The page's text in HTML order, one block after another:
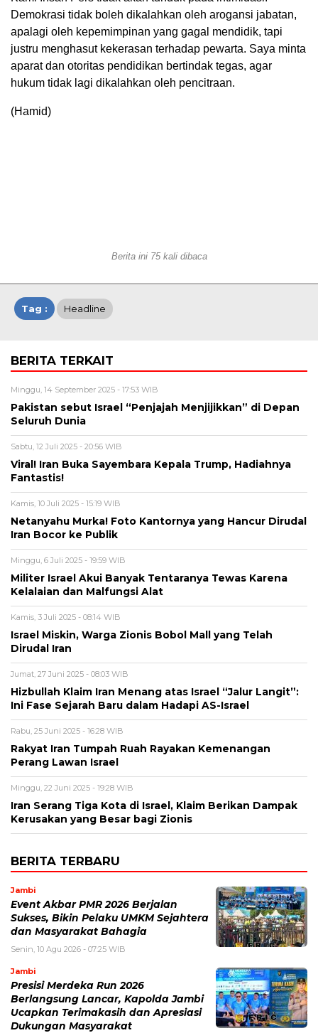
Demokrasi tidak boleh dikalahkan oleh arogansi jabatan,
apalagi oleh kepemimpinan yang gagal mendidik, tapi
justru menghasut kekerasan terhadap pewarta. Saya minta
aparat dan otoritas pendidikan bertindak tegas, agar
hukum tidak lagi dikalahkan oleh pencitraan.
(Hamid)
Berita ini 75 kali dibaca
Tag : Headline
BERITA TERKAIT
Minggu, 14 September 2025 - 17:53 WIB
Pakistan sebut Israel “Penjajah Menjijikkan” di Depan
Seluruh Dunia
Sabtu, 12 Juli 2025 - 20:56 WIB
Viral! Iran Buka Sayembara Kepala Trump, Hadiahnya
Fantastis!
Kamis, 10 Juli 2025 - 15:19 WIB
Netanyahu Murka! Foto Kantornya yang Hancur Dirudal
Iran Bocor ke Publik
Minggu, 6 Juli 2025 - 19:59 WIB
Militer Israel Akui Banyak Tentaranya Tewas Karena
Kelalaian dan Malfungsi Alat
Kamis, 3 Juli 2025 - 08:14 WIB
Israel Miskin, Warga Zionis Bobol Mall yang Telah
Dirudal Iran
Jumat, 27 Juni 2025 - 08:03 WIB
Hizbullah Klaim Iran Menang atas Israel “Jalur Langit”:
Ini Fase Sejarah Baru dalam Hadapi AS-Israel
Rabu, 25 Juni 2025 - 16:28 WIB
Rakyat Iran Tumpah Ruah Rayakan Kemenangan
Perang Lawan Israel
Minggu, 22 Juni 2025 - 19:28 WIB
Iran Serang Tiga Kota di Israel, Klaim Berikan Dampak
Kerusakan yang Besar bagi Zionis
BERITA TERBARU
Jambi
Event Akbar PMR 2026 Berjalan
Sukses, Bikin Pelaku UMKM Sejahtera
dan Masyarakat Bahagia
Senin, 10 Agu 2026 - 07:25 WIB
Jambi
Presisi Merdeka Run 2026
Berlangsung Lancar, Kapolda Jambi
Ucapkan Terimakasih dan Apresiasi
Dukungan Masyarakat